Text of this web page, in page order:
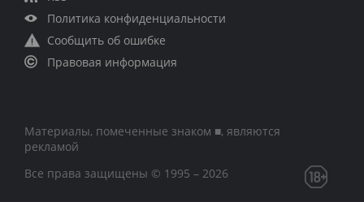
Политика конфиденциальности
Сообщить об ошибке
Правовая информация
Материалы, помеченные знаком ■, являются
рекламой
Все права защищены © 1995 – 2026